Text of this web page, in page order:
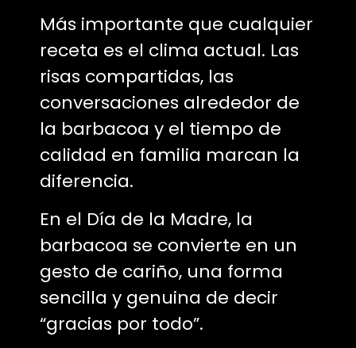
Más importante que cualquier
receta es el clima actual. Las
risas compartidas, las
conversaciones alrededor de
la barbacoa y el tiempo de
calidad en familia marcan la
diferencia.
En el Día de la Madre, la
barbacoa se convierte en un
gesto de cariño, una forma
sencilla y genuina de decir
“gracias por todo”.